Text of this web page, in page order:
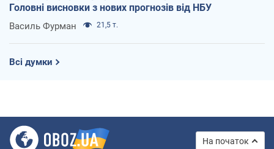
Головні висновки з нових прогнозів від НБУ
Василь Фурман 21,5 т.
Всі думки
На початок